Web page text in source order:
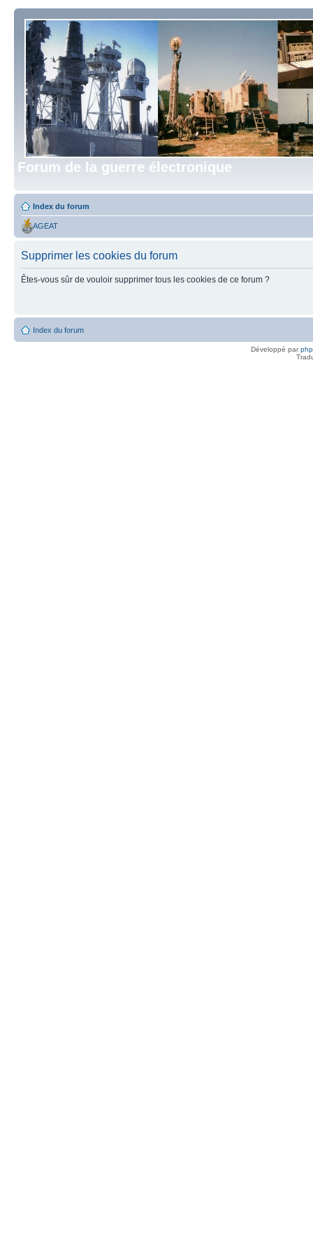
Forum de la guerre électronique
Index du forum
AGEAT
Supprimer les cookies du forum
Êtes-vous sûr de vouloir supprimer tous les cookies de ce forum ?
Index du forum
Développé par